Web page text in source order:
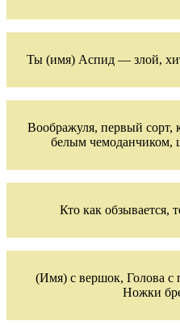
Ты (имя) Аспид — злой,
Воображуля, первый
белым чемоданчиком,
Кто как обзывается,
(Имя) с вершок, Голова
Ножки